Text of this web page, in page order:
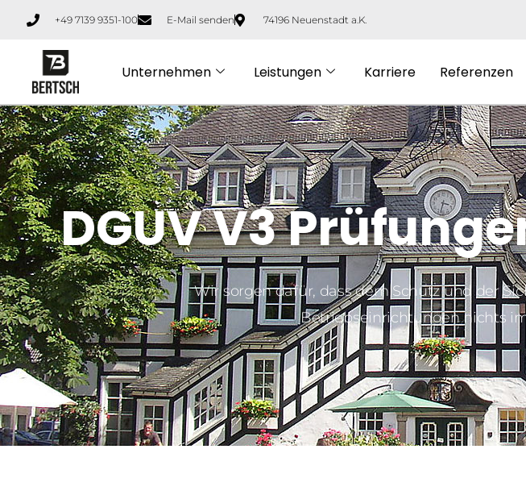
+49 7139 9351-100 E-Mail senden 74196 Neuenstadt a.K.
Unternehmen Leistungen Karriere Referenzen
DGUV V3
Wir sorgen dafür, dass dem Schutz und der
Betriebseinrichtungen nichts